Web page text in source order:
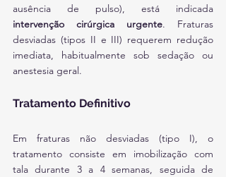
intervenção cirúrgica urgente. Fraturas
desviadas (tipos II e III) requerem redução
imediata, habitualmente sob sedação ou
anestesia geral.
Tratamento Definitivo
Em fraturas não desviadas (tipo I), o
tratamento consiste em imobilização com
tala durante 3 a 4 semanas, seguida de